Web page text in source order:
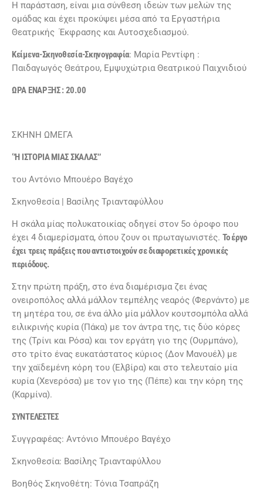
Η παράσταση, είναι μια σύνθεση ιδεών των μελών της
ομάδας και έχει προκύψει μέσα από τα Εργαστήρια
Θεατρικής Έκφρασης και Αυτοσχεδιασμού.
Κείμενα-Σκηνοθεσία-Σκηνογραφία: Μαρία Ρεντίφη :
Παιδαγωγός Θεάτρου, Εμψυχώτρια Θεατρικού Παιχνιδιού
ΩΡΑ ΕΝΑΡΞΗΣ : 20.00
ΣΚΗΝΗ ΩΜΕΓΑ
‘’Η ΙΣΤΟΡΙΑ ΜΙΑΣ ΣΚΑΛΑΣ’’
του Αντόνιο Μπουέρο Βαγέχο
Σκηνοθεσία | Βασίλης Τριανταφύλλου
Η σκάλα μίας πολυκατοικίας οδηγεί στον 5ο όροφο που
έχει 4 διαμερίσματα, όπου ζουν οι πρωταγωνιστές. Το έργο
έχει τρεις πράξεις που αντιστοιχούν σε διαφορετικές χρονικές
περιόδους.
Στην πρώτη πράξη, στο ένα διαμέρισμα ζει ένας
ονειροπόλος αλλά μάλλον τεμπέλης νεαρός (Φερνάντο) με
τη μητέρα του, σε ένα άλλο μία μάλλον κουτσομπόλα αλλά
ειλικρινής κυρία (Πάκα) με τον άντρα της, τις δύο κόρες
της (Τρίνι και Ρόσα) και τον εργάτη γιο της (Ουρμπάνο),
στο τρίτο ένας ευκατάστατος κύριος (Δον Μανουέλ) με
την χαϊδεμένη κόρη του (Ελβίρα) και στο τελευταίο μία
κυρία (Χενερόσα) με τον γιο της (Πέπε) και την κόρη της
(Καρμίνα).
ΣΥΝΤΕΛΕΣΤΕΣ
Συγγραφέας: Αντόνιο Μπουέρο Βαγέχο
Σκηνοθεσία: Βασίλης Τριανταφύλλου
Βοηθός Σκηνοθέτη: Τόνια Τσαπράζη